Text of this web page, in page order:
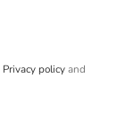
Privacy policyand